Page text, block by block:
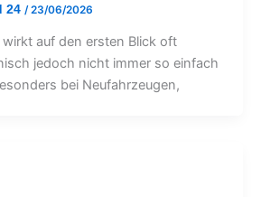
24 /23/06/2026
auf den ersten Blick oft
jedoch nicht immer so einfach
bei Neufahrzeugen,